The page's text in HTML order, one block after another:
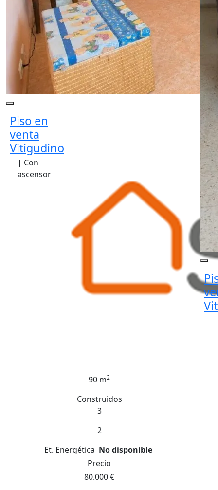
Piso en
venta
Vitigudino
| Con
ascensor
90 m2
Construidos
3
2
Et. Energética No disponible
Precio
80.000 €